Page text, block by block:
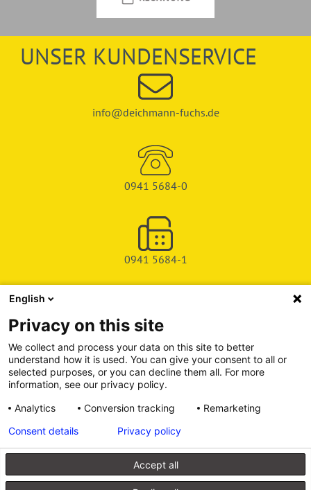
UNSER KUNDENSERVICE
info@deichmann-fuchs.de
0941 5684-0
0941 5684-1
SHOP
SERVICE & SUPPORT
DEICHMAN-FUCHS VERLAG
Alle Preise inkl. gesetzl. Mehrwertsteuer zzgl. Versandkosten, wenn
nicht anders angegeben.
© 2026 Walhalla u. Praetoria Verlag GmbH & Co. KG
English
Privacy on this site
We collect and process your data on this site to better
understand how it is used. You can give your consent to all or
selected purposes, or you can decline them all. For more
information, see our privacy policy.
Analytics
Conversion tracking Remarketing
Accept all
Consent details Privacy policy